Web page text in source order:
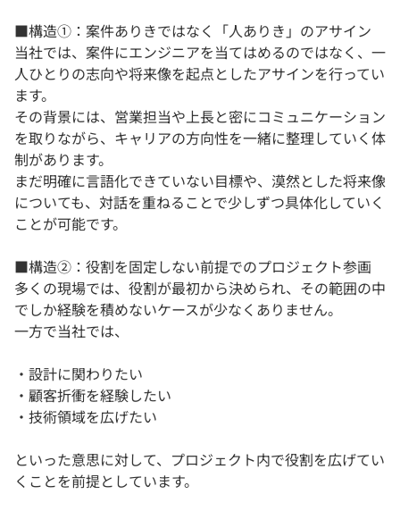
■構造①：案件ありきではなく「人ありき」のアサイン
当社では、案件にエンジニアを当てはめるのではなく、一
人ひとりの志向や将来像を起点としたアサインを行ってい
ます。
その背景には、営業担当や上長と密にコミュニケーション
を取りながら、キャリアの方向性を一緒に整理していく体
制があります。
まだ明確に言語化できていない目標や、漠然とした将来像
についても、対話を重ねることで少しずつ具体化していく
ことが可能です。
■構造②：役割を固定しない前提でのプロジェクト参画
多くの現場では、役割が最初から決められ、その範囲の中
でしか経験を積めないケースが少なくありません。
一方で当社では、
・設計に関わりたい
・顧客折衝を経験したい
・技術領域を広げたい
といった意思に対して、プロジェクト内で役割を広げてい
くことを前提としています。